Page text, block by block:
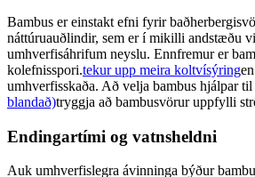
Bambus er einstakt efni fyrir
náttúruauðlindir, sem er í mikilli andstæðu
umhverfisáhrifum neyslu. Ennfremur er
kolefnisspori.tekur upp meira koltvísýring
umhverfisskaða. Að velja bambus hjálpar
blandað)tryggja að bambusvörur uppfylli
Endingartími og vatnsheldni
Auk umhverfislegra ávinninga býður